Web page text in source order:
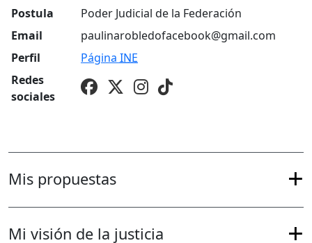
Postula
Poder Judicial de la Federación
Email
paulinarobledofacebook@gmail.com
Perfil
Página INE
Redes
sociales
Mis propuestas
Mi visión de la justicia